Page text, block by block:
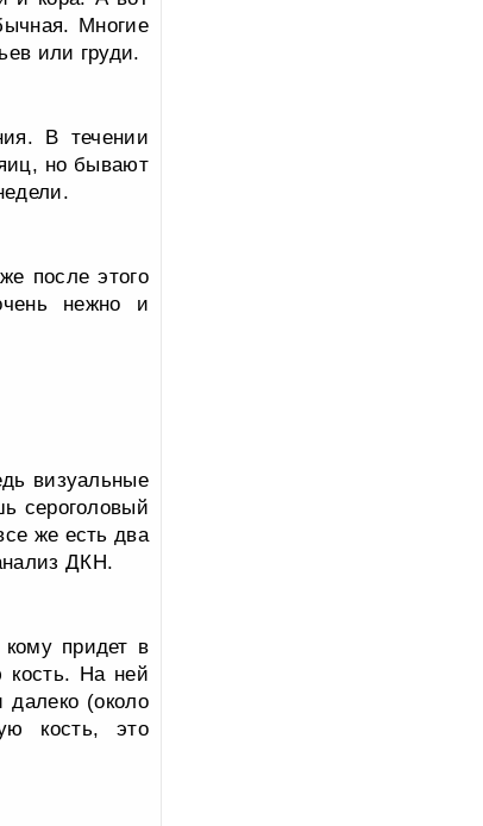
Многие
или груди.
В течении
но бывают
после этого
нежно и
визуальные
сероголовый
же есть два
ДКН.
придет в
кость. На ней
далеко (около
кость, это